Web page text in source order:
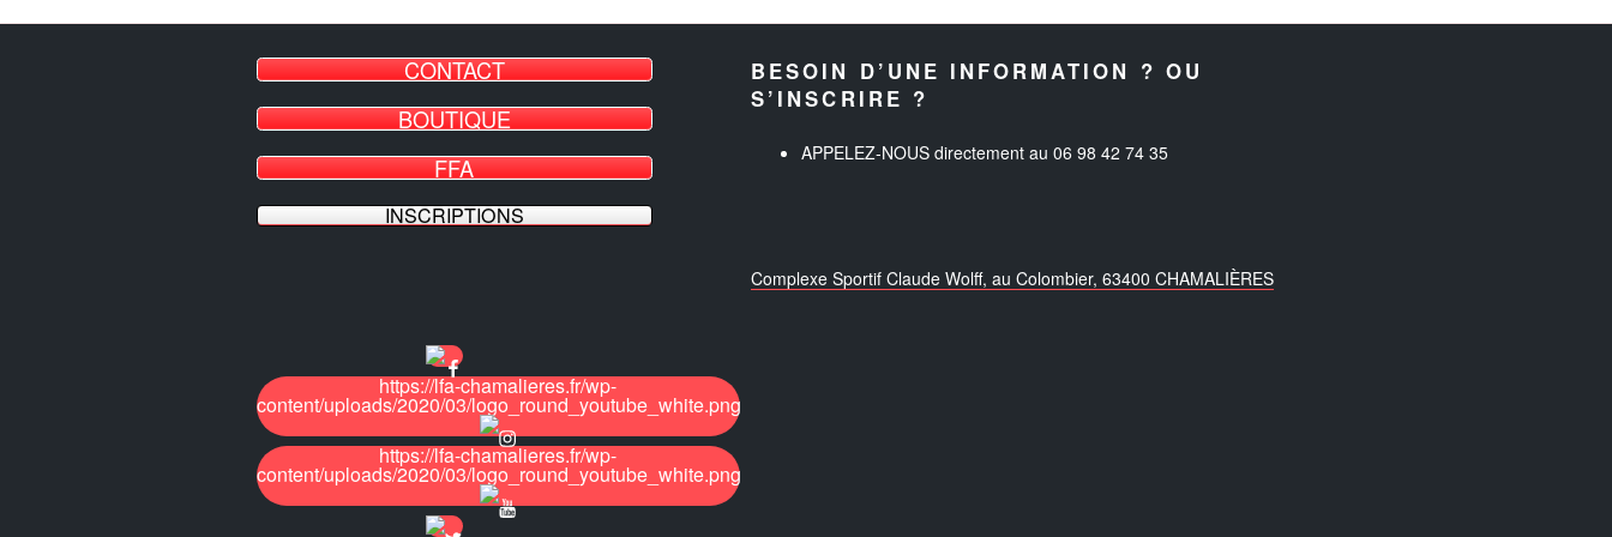
CONTACT
BOUTIQUE
FFA
INSCRIPTIONS
BESOIN D’UNE INFORMATION ? OU
S’INSCRIRE ?
APPELEZ-NOUS directement au 06 98 42 74 35
Complexe Sportif Claude Wolff, au Colombier, 63400 CHAMALIÈRES
https://lfa-chamalieres.fr/wp-
content/uploads/2020/03/logo_round_youtube_white.png
https://lfa-chamalieres.fr/wp-
content/uploads/2020/03/logo_round_youtube_white.png